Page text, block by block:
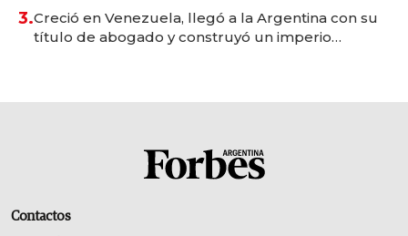
3.Creció en Venezuela, llegó a la Argentina con su
título de abogado y construyó un imperio
Contactos